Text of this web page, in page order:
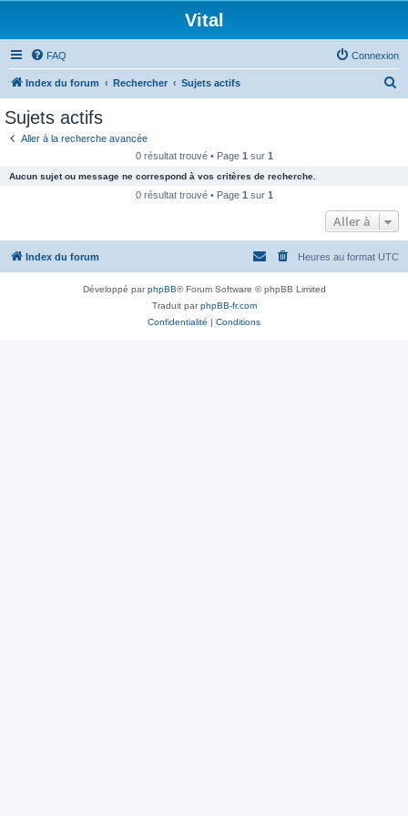
Vital
FAQ Connexion
Index du forum Rechercher Sujets actifs
c
e
Sujets actifs
Aller à la recherche avancée
0 résultat trouvé • Page 1 sur 1
Aucun sujet ou message ne correspond à vos critères de recherche.
0 résultat trouvé • Page 1 sur 1
Aller à
Index du forum Heures au format UTC
Développé parphpBB® Forum Software © phpBB Limited
Traduit parphpBB-fr.com
Confidentialité | Conditions